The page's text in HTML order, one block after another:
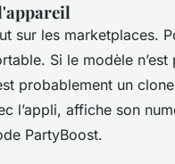
sur les marketplaces.
Si le modèle
probablement un
l’appli, affiche son
PartyBoost.